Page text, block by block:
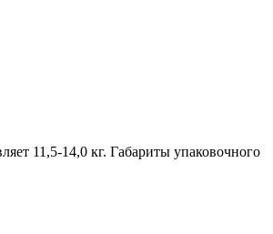
11,5-14,0 кг. Габариты упаковочного